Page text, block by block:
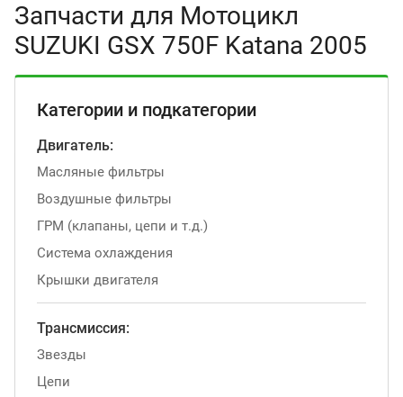
Запчасти для Мотоцикл
SUZUKI GSX 750F Katana 2005
Категории и подкатегории
Двигатель:
Масляные фильтры
Воздушные фильтры
ГРМ (клапаны, цепи и т.д.)
Система охлаждения
Крышки двигателя
Трансмиссия:
Звезды
Цепи